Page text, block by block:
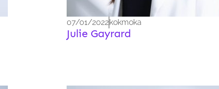
07/01/2022kokmoka
Julie Gayrard